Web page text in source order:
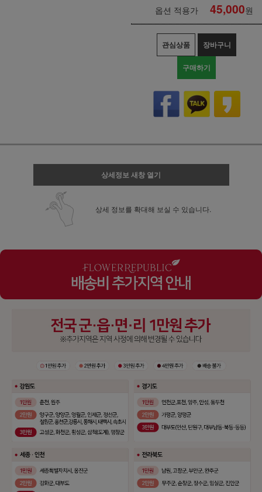
옵션 적용가 45,000원
관심상품 장바구니
구매하기
상세정보 새창 열기
상세 정보를 확대해 보실 수 있습니다.